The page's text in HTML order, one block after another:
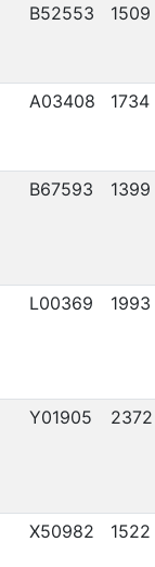
B52553 1509
A03408 1734
B67593 1399
L00369 1993
Y01905
X50982 1522